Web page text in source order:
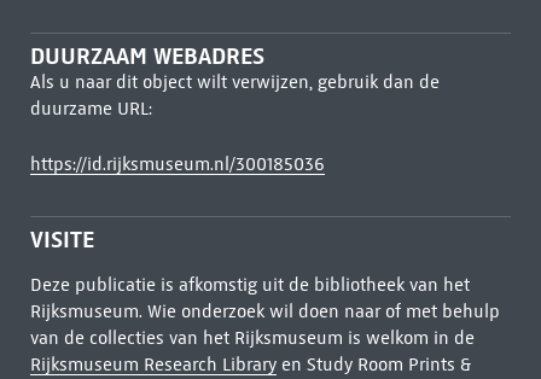
DUURZAAM WEBADRES
Als u naar dit object wilt verwijzen, gebruik dan de
duurzame URL:
https://id.rijksmuseum.nl/300185036
VISITE
Deze publicatie is afkomstig uit de bibliotheek van het
Rijksmuseum. Wie onderzoek wil doen naar of met behulp
van de collecties van het Rijksmuseum is welkom in de
Rijksmuseum Research Libraryen Study Room Prints &